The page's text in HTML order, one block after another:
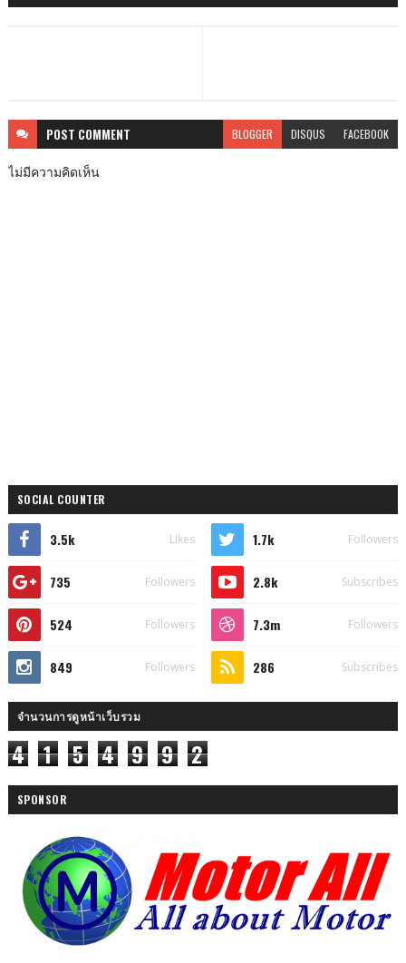
POST COMMENT BLOGGER DISQUS FACEBOOK
ไม่มีความคิดเห็น
SOCIAL COUNTER
3.5k Likes 1.7k Followers
735 Followers 2.8k Subscribes
524 Followers 7.3m Followers
849 Followers 286 Subscribes
จำนวนการดูหน้าเว็บรวม
4 1 5 4 9 9 2
SPONSOR